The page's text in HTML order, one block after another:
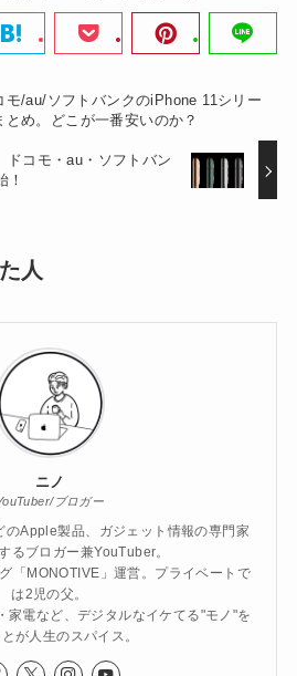
モ/au/ソフトバンクのiPhone 11シリー
とめ。どこが一番安いのか？
ドコモ・au・ソフトバン
！
人
ニノ
ブロガー
Apple製品、ガジェット情報の専門家
るブロガー兼YouTuber。
「MONOTIVE」運営。プライベートで
は2児の父。
家電など、デジタルなイケてる"モノ"を
が人生のスパイス。